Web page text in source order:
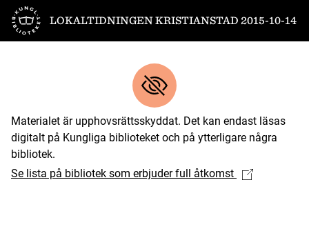
Till startsidan
LOKALTIDNINGEN KRISTIANSTAD 2015-10-14
Materialet är upphovsrättsskyddat. Det kan endast läsas
digitalt på Kungliga biblioteket och på ytterligare några
bibliotek.
Se lista på bibliotek som erbjuder full åtkomst